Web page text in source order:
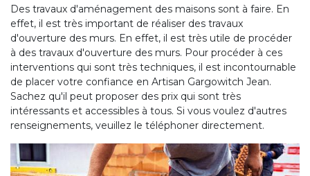
Des travaux d'aménagement des maisons sont à faire. En
effet, il est très important de réaliser des travaux
d'ouverture des murs. En effet, il est très utile de procéder
à des travaux d'ouverture des murs. Pour procéder à ces
interventions qui sont très techniques, il est incontournable
de placer votre confiance en Artisan Gargowitch Jean.
Sachez qu'il peut proposer des prix qui sont très
intéressants et accessibles à tous. Si vous voulez d'autres
renseignements, veuillez le téléphoner directement.